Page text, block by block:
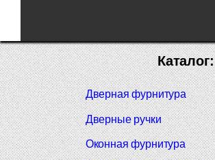
Каталог:
Дверная фурнитура
Дверные ручки
Оконная фурнитура